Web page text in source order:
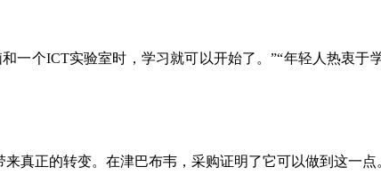
一个ICT实验室时，学习就可以开始了。”“年轻人热衷于学
真正的转变。在津巴布韦，采购证明了它可以做到这一点